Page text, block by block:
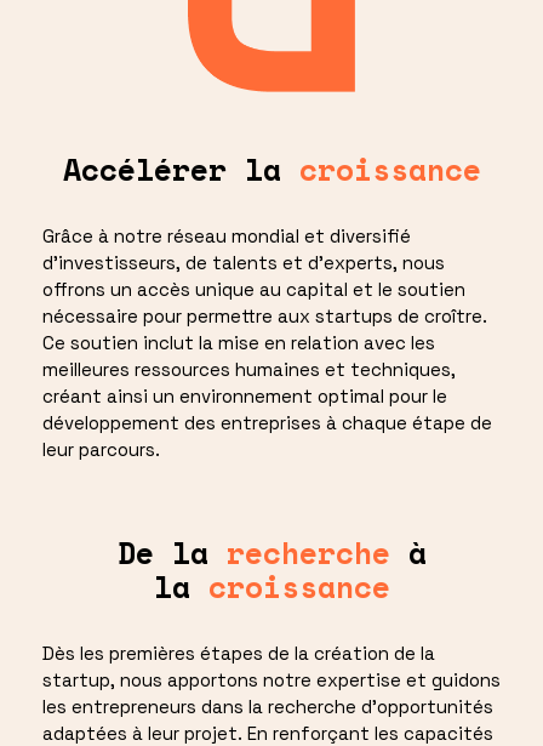
Accélérer la croissance
Grâce à notre réseau mondial et diversifié
d'investisseurs, de talents et d'experts, nous
offrons un accès unique au capital et le soutien
nécessaire pour permettre aux startups de croître.
Ce soutien inclut la mise en relation avec les
meilleures ressources humaines et techniques,
créant ainsi un environnement optimal pour le
développement des entreprises à chaque étape de
leur parcours.
De la recherche à
la croissance
Dès les premières étapes de la création de la
startup, nous apportons notre expertise et guidons
les entrepreneurs dans la recherche d'opportunités
adaptées à leur projet. En renforçant les capacités